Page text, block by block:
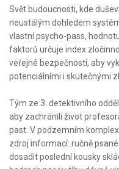
Svět budoucnosti, kde
neustálým dohledem
vlastní psycho-pass,
faktorů určuje index
veřejné bezpečnosti, aby
potenciálními i skutečnými
Tým ze 3. detektivního
aby zachránili život
past. V podzemním
zdroj informací: ručně
dosadit poslední kousky